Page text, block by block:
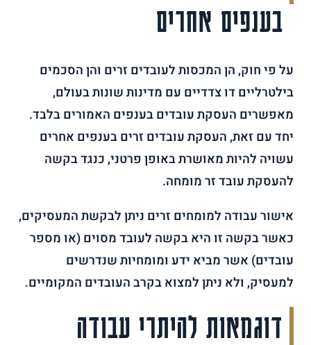
בענפים אחרים
על פי חוק, הן המכסות לעובדים זרים והן הסכמים
בילטרליים דו צדדיים עם מדינות שונות בעולם,
מאפשרים העסקת עובדים בענפים האמורים בלבד.
יחד עם זאת, העסקת עובדים זרים בענפים אחרים
עשויה להיות מאושרת באופן פרטני, כנגד בקשה
להעסקת עובד זר מומחה.
אישור עבודה למומחים זרים ניתן לבקשת המעסיקים,
כאשר בקשה זו היא בקשה לעובד מסוים (או מספר
עובדים) אשר מביא ידע ומומחיות שנדרשים
למעסיק, ולא ניתן למצוא בקרב העובדים המקומיים.
דוגמאות להיתרי עבודה